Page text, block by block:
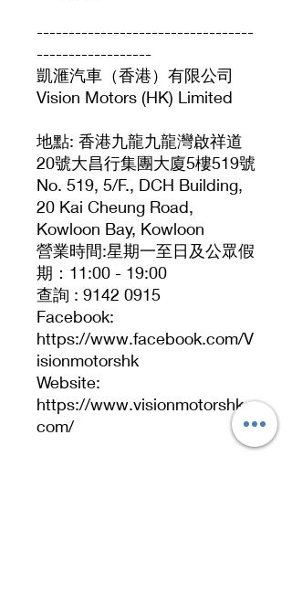
----------------------------------
------------------
凱滙汽車（香港）有限公司
Vision Motors (HK) Limited
地點: 香港九龍九龍灣啟祥道
20號大昌行集團大廈5樓519號
No. 519, 5/F., DCH Building,
20 Kai Cheung Road,
Kowloon Bay, Kowloon
營業時間:星期一至日及公眾假
期：11:00 - 19:00
查詢 : 9142 0915
Facebook:
https://www.facebook.com/V
isionmotorshk
Website:
https://www.visionmotorshk.
com/